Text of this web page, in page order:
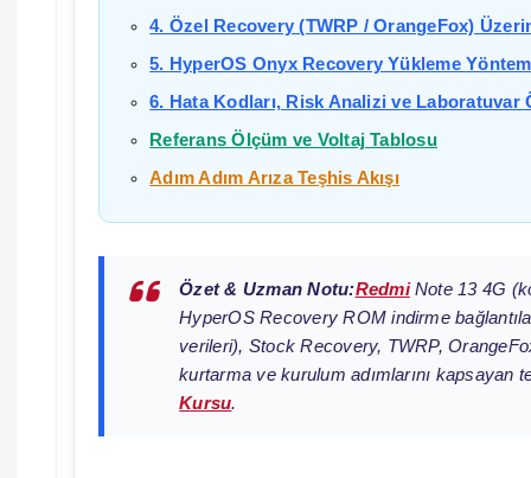
4. Özel Recovery (TWRP / OrangeFox)
5. HyperOS Onyx Recovery Yükleme
6. Hata Kodları, Risk Analizi ve Laboratuvar
Referans Ölçüm ve Voltaj Tablosu
Adım Adım Arıza Teşhis Akışı
Özet & Uzman Notu:RedmiNote 13 4G
HyperOS Recovery ROM indirme
verileri), Stock Recovery, TWRP,
kurtarma ve kurulum adımlarını
Kursu.